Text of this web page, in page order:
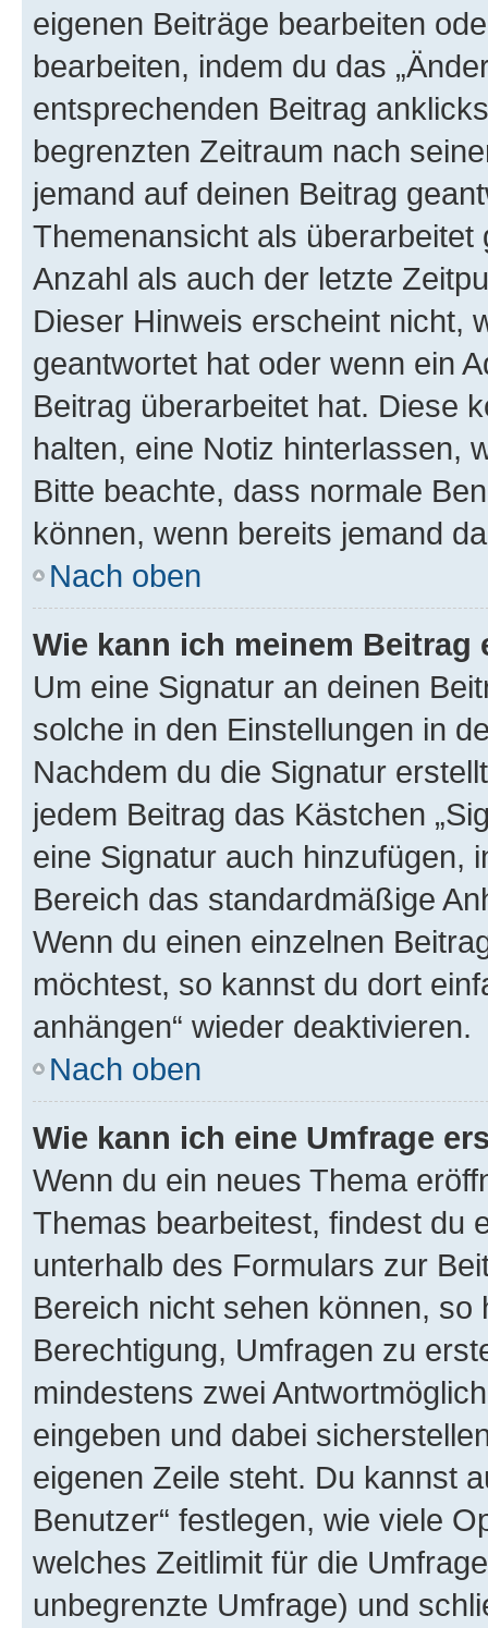
eigenen Beiträge bearbeiten
bearbeiten, indem du das
entsprechenden Beitrag
begrenzten Zeitraum nach
jemand auf deinen Beitrag
Themenansicht als
Anzahl als auch der letzte
Dieser Hinweis erscheint nicht,
geantwortet hat oder wenn ein
Beitrag überarbeitet hat. Diese
halten, eine Notiz hinterlassen,
Bitte beachte, dass normale
können, wenn bereits jemand
Nach oben
Wie kann ich meinem
Um eine Signatur an deinen
solche in den Einstellungen in
Nachdem du die Signatur
jedem Beitrag das Kästchen
eine Signatur auch hinzufügen,
Bereich das standardmäßige
Wenn du einen einzelnen
möchtest, so kannst du dort
anhängen“ wieder deaktivieren.
Nach oben
Wie kann ich eine Umfrage
Wenn du ein neues Thema
Themas bearbeitest, findest du
unterhalb des Formulars zur
Bereich nicht sehen können,
Berechtigung, Umfragen zu
mindestens zwei
eingeben und dabei
eigenen Zeile steht. Du kannst
Benutzer“ festlegen, wie viele
welches Zeitlimit für die
unbegrenzte Umfrage) und